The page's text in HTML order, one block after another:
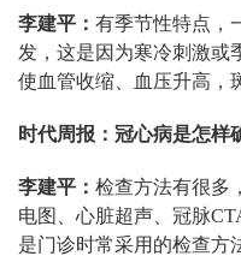
李建平： 有季节性特点，
发，这是因为寒冷刺激或
使血管收缩、血压升高，
时代周报：冠心病是怎样
李建平： 检查方法有很多
电图、心脏超声、冠脉
是门诊时常采用的检查方